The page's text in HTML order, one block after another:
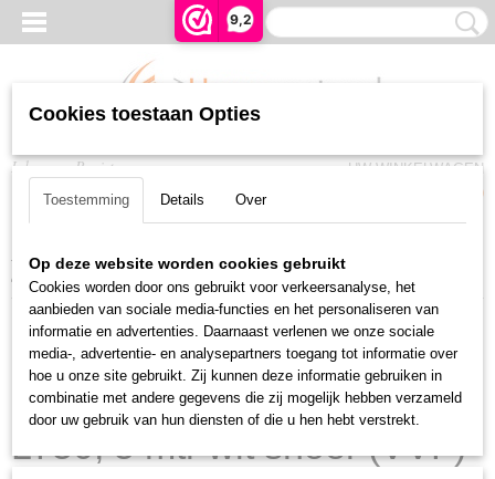
9,2
Inloggen Registreren
UW WINKELWAGEN
(0)
Home > Rolluiken en Zonwering Somfy buismotoren
Somfy Oximo RTS 30/17 LT50, 5 mtr wit snoer (VVF)
Somfy Oximo RTS 30/17
LT50, 5 mtr wit snoer (VVF)
Cookies toestaan Opties
Toestemming Details Over
Op deze website worden cookies gebruikt
Cookies worden door ons gebruikt voor verkeersanalyse, het
aanbieden van sociale media-functies en het personaliseren van
informatie en advertenties. Daarnaast verlenen we onze sociale
media-, advertentie- en analysepartners toegang tot informatie over
hoe u onze site gebruikt. Zij kunnen deze informatie gebruiken in
combinatie met andere gegevens die zij mogelijk hebben verzameld
door uw gebruik van hun diensten of die u hen hebt verstrekt.